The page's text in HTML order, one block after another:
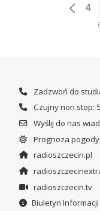
4
Zadzwoń do
Czujny non stop:
Wyślij do nas
Prognoza pogody
radioszczecin.pl
radioszczecin.tv
Biuletyn